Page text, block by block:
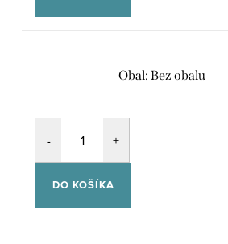
Obal: Bez obalu
DO KOŠÍKA